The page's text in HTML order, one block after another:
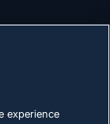
experience